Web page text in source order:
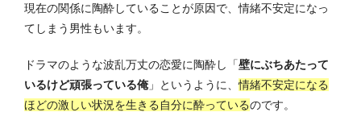
現在の関係に陶酔していることが原因で、情緒不安定になっ
てしまう男性もいます。
ドラマのような波乱万丈の恋愛に陶酔し「壁にぶちあたって
いるけど頑張っている俺 」というように、情緒不安定になる
ほどの激しい状況を生きる自分に酔っているのです。